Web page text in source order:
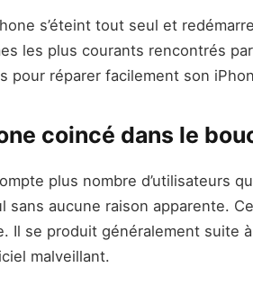
s’éteint tout seul et
les plus courants rencontrés
pour réparer facilement son
coincé dans le
plus nombre d’utilisateurs
sans aucune raison apparente.
Il se produit généralement suite
malveillant.